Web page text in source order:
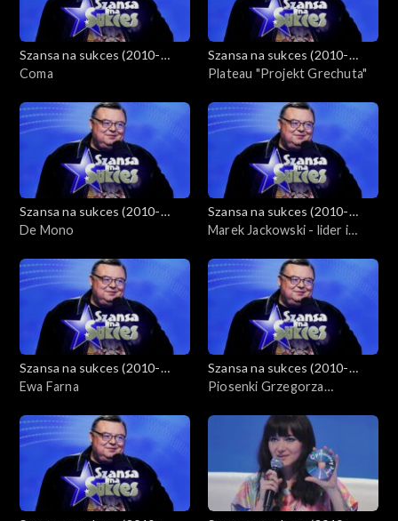
Szansa na sukces (2010-
2012)
Coma
Szansa na sukces (2010-
2012)
Plateau "Projekt Grechuta"
Szansa na sukces (2010-
2012)
De Mono
Szansa na sukces (2010-
2012)
Marek Jackowski - lider i
Szansa na sukces (2010-
2012)
Ewa Farna
Szansa na sukces (2010-
2012)
Piosenki Grzegorza